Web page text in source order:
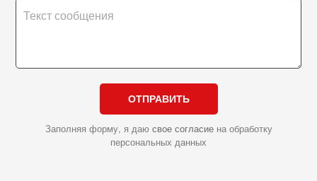
ОТПРАВИТЬ
Заполняя форму, я даю свое согласиена обработку
персональных данных